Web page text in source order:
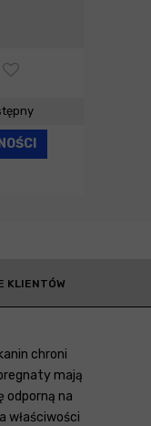
KLIENTÓW
chroni
mają
odporną na
właściwości